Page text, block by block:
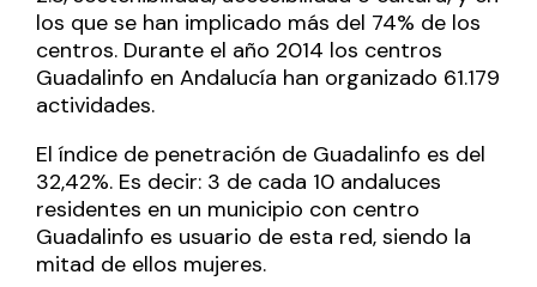
los que se han implicado más del 74% de los
centros. Durante el año 2014 los centros
Guadalinfo en Andalucía han organizado 61.179
actividades.
El índice de penetración de Guadalinfo es del
32,42%. Es decir: 3 de cada 10 andaluces
residentes en un municipio con centro
Guadalinfo es usuario de esta red, siendo la
mitad de ellos mujeres.